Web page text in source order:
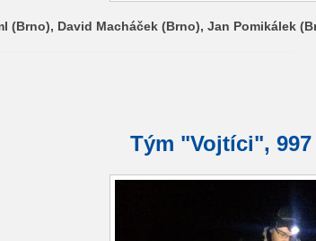
(Brno), David Macháček (Brno), Jan Pomikálek
Tým "Vojtíci",